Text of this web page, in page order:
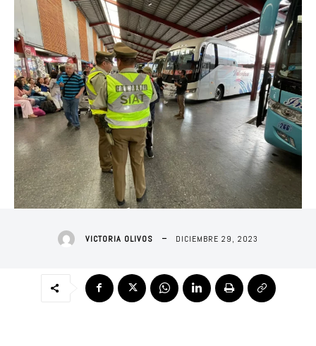
VICTORIA OLIVOS DICIEMBRE 29, 2023